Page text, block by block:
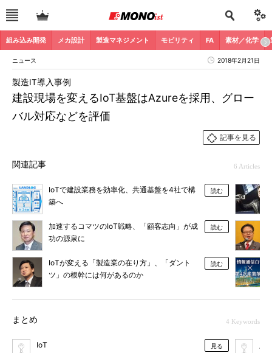
組み込み開発 メカ設計 製造マネジメント モビリティ FA 素材／化学
ニュース 2018年2月21日
建設現場を変えるIoT基盤はAzureを採用、グロー
バル対応などを評価
製造IT導入事例
記事を見る
関連記事 6 Articles
IoTで建設業務を効率化、共通基盤を4社で構
築へ
読む
加速するコマツのIoT戦略、「顧客志向」が成
功の源泉に
読む
IoTが変える「製造業の在り方」、「ダント
ツ」の根幹には何があるのか
読む
まとめ 4 Keywords
IoT 見る